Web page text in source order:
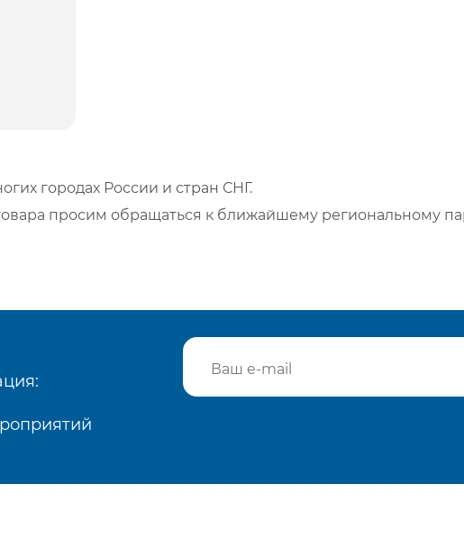
городах России и стран СНГ.
просим обращаться к ближайшему региональному